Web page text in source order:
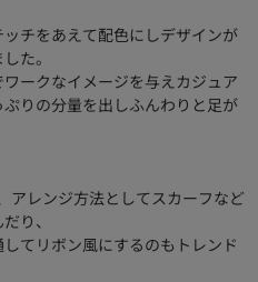
チをあえて配色にしデザインが
た。
ークなイメージを与えカジュア
りの分量を出しふんわりと足が
アレンジ方法としてスカーフなど
り、
てリボン風にするのもトレンド